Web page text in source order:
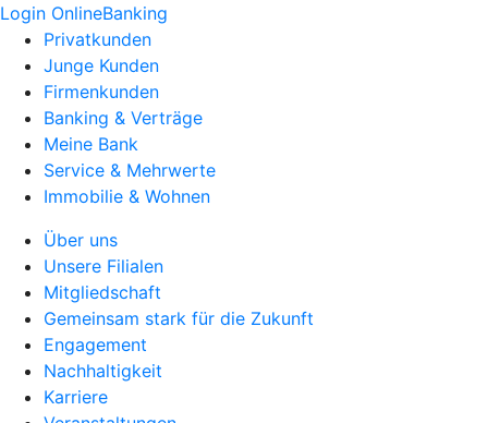
Login OnlineBanking
Privatkunden
Junge Kunden
Firmenkunden
Banking & Verträge
Meine Bank
Service & Mehrwerte
Immobilie & Wohnen
Über uns
Unsere Filialen
Mitgliedschaft
Gemeinsam stark für die Zukunft
Engagement
Nachhaltigkeit
Karriere